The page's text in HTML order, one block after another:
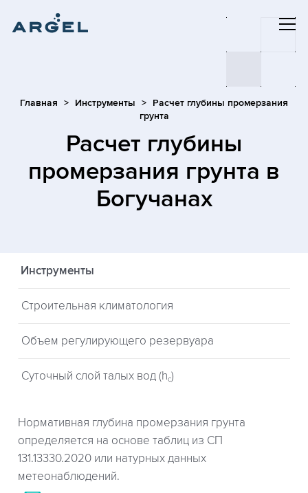
Главная Инструменты
Расчет глубины промерзания
грунта
Расчет глубины
промерзания грунта в
Богучанах
Инструменты
Строительная климатология
Объем регулирующего резервуара
Суточный слой талых вод (hc)
Нормативная глубина промерзания грунта
определяется на основе таблиц из СП
131.13330.2020 или натурных данных
метеонаблюдений.